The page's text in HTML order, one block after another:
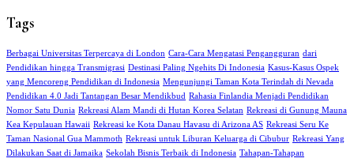
Tags
Berbagai Universitas Terpercaya di London Cara-Cara Mengatasi Pengangguran dari
Pendidikan hingga Transmigrasi Destinasi Paling Ngehits Di Indonesia Kasus-Kasus Ospek
yang Mencoreng Pendidikan di Indonesia Mengunjungi Taman Kota Terindah di Nevada
Pendidikan 4.0 Jadi Tantangan Besar Mendikbud Rahasia Finlandia Menjadi Pendidikan
Nomor Satu Dunia Rekreasi Alam Mandi di Hutan Korea Selatan Rekreasi di Gunung Mauna
Kea Kepulauan Hawaii Rekreasi ke Kota Danau Havasu di Arizona AS Rekreasi Seru Ke
Taman Nasional Gua Mammoth Rekreasi untuk Liburan Keluarga di Cibubur Rekreasi Yang
Dilakukan Saat di Jamaika Sekolah Bisnis Terbaik di Indonesia Tahapan-Tahapan